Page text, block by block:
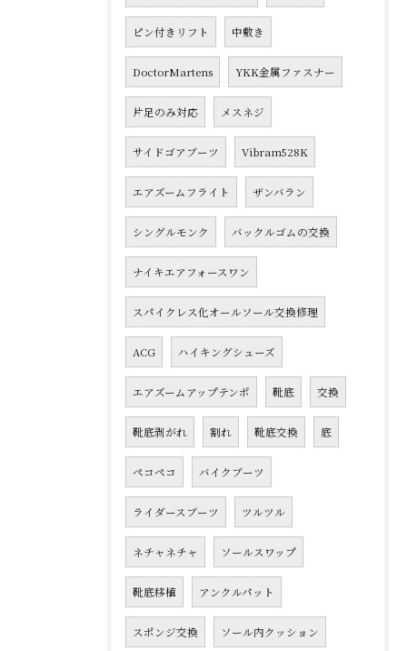
ピン付きリフト 中敷き
DoctorMartens YKK金属ファスナー
片足のみ対応 メスネジ
サイドゴアブーツ Vibram528K
エアズームフライト ザンバラン
シングルモンク バックルゴムの交換
ナイキエアフォースワン
スパイクレス化オールソール交換修理
ACG ハイキングシューズ
エアズームアップテンポ 靴底 交換
靴底剥がれ 割れ 靴底交換 底
ペコペコ バイクブーツ
ライダースブーツ ツルツル
ネチャネチャ ソールスワップ
靴底移植 アンクルパット
スポンジ交換 ソール内クッション